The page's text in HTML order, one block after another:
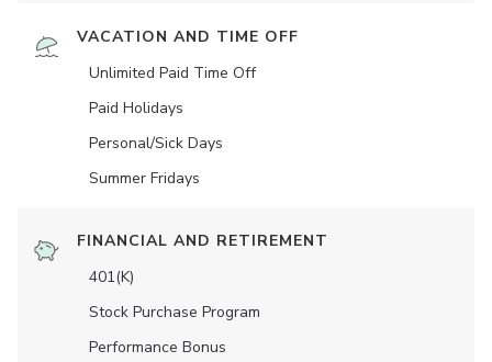
VACATION AND TIME OFF
Unlimited Paid Time Off
Paid Holidays
Personal/Sick Days
Summer Fridays
FINANCIAL AND RETIREMENT
401(K)
Stock Purchase Program
Performance Bonus